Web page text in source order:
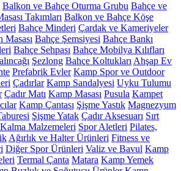
Balkon ve Bahçe Oturma Grubu Bahçe ve
Takımları Balkon ve Bahçe Köşe
Bahçe Minderi Çardak ve Kameriyeler
Bahçe Şemsiyesi Bahçe Bankı
Bahçe Sehpası Bahçe Mobilya Kılıfları
Şezlong Bahçe Koltukları Ahşap Ev
Prefabrik Evler Kamp Spor ve Outdoor
Çadırlar Kamp Sandalyesi Uyku Tulumu
Çadır Matı Kamp Masası Pusula Kampet
Kamp Çantası Şişme Yastık Magnezyum
Şişme Yatak Çadır Aksesuarı Sırt
Malzemeleri Spor Aletleri Pilates,
Ağırlık ve Halter Ürünleri Fitness ve
Diğer Spor Ürünleri Valiz ve Bavul Kamp
Termal Çanta Matara Kamp Yemek